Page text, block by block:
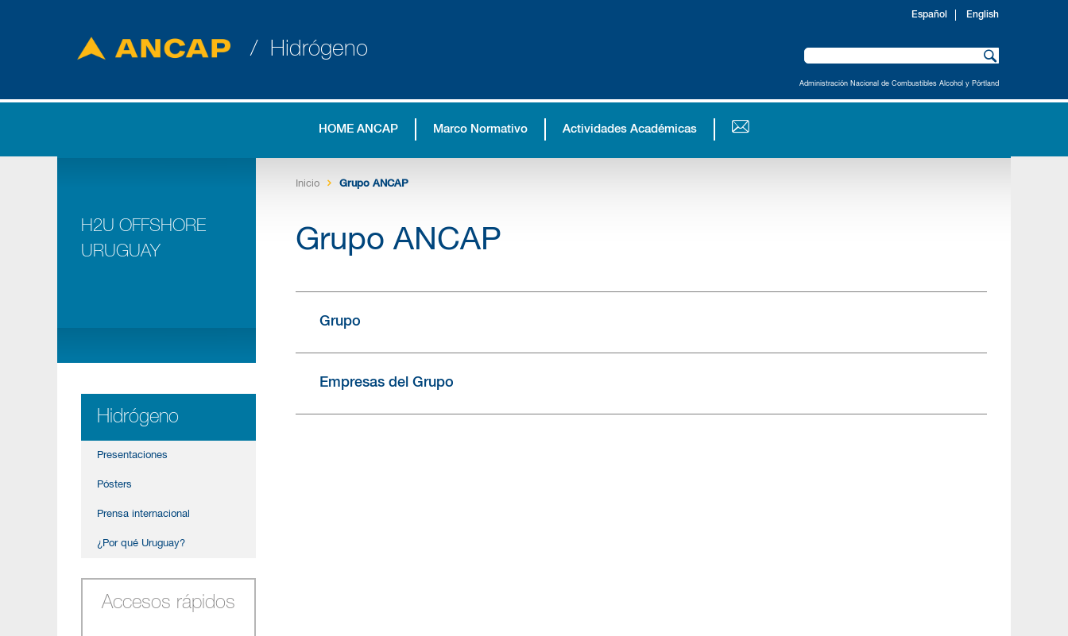
Administración Nacional de Combustibles Alcohol y Pórtland
/ Hidrógeno
HOME ANCAP Marco Normativo Actividades Académicas
Español English
H2U OFFSHORE
URUGUAY
Hidrógeno
Presentaciones
Pósters
Prensa internacional
¿Por qué Uruguay?
Accesos rápidos
Inicio Grupo ANCAP
Grupo ANCAP
Grupo
Empresas del Grupo